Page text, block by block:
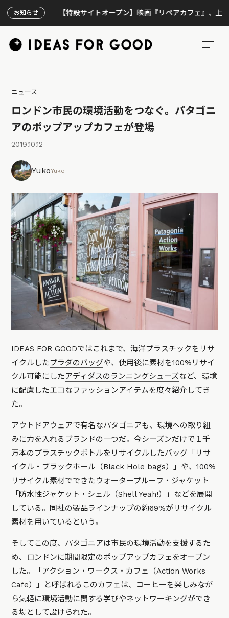
お知らせ【特設サイトオープン】映画『リペアカフェ』、上映300回
ニュース
ロンドン市民の環境活動をつなぐ。パタゴニ
アのポップアップカフェが登場
2019.10.12
YukoYuko
IDEAS FOR GOODではこれまで、海洋プラスチックをリサ
イクルしたプラダのバッグや、使用後に素材を100%リサイ
クル可能にしたアディダスのランニングシューズなど、環境
に配慮したエコなファッションアイテムを度々紹介してき
た。
アウトドアウェアで有名なパタゴニアも、環境への取り組
みに力を入れる ブランドの一つだ。今シーズンだけで１千
万本のプラスチックボトルをリサイクルしたバッグ「リサ
イクル・ブラックホール（Black Hole bags）」や、100%
リサイクル素材でできたウォータープルーフ・ジャケット
「防水性ジャケット・シェル（Shell Yeah!）」などを展開
している。同社の製品ラインナップの約69%がリサイクル
素材を用いているという。
そしてこの度、パタゴニアは市民の環境活動を支援するた
め、ロンドンに期間限定のポップアップカフェをオープン
した。「アクション・ワークス・カフェ（Action Works
Cafe）」と呼ばれるこのカフェは、コーヒーを楽しみなが
ら気軽に環境活動に関する学びやネットワーキングができ
る場として設けられた。